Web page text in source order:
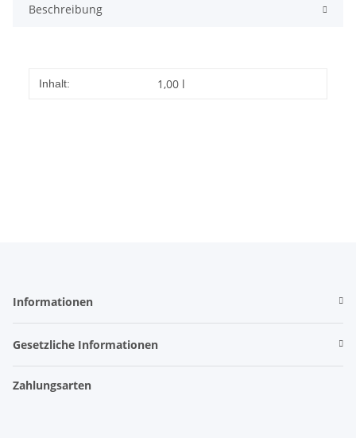
Beschreibung
Inhalt: 1,00 l
Informationen
Gesetzliche Informationen
Zahlungsarten